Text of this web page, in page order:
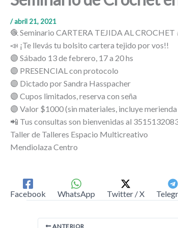
/abril 21, 2021
🧶 Seminario CARTERA TEJIDA AL CROCHET
📣 ¡Te llevás tu bolsito cartera tejido por vos!!
🟣 Sábado 13 de febrero, 17 a 20 hs
🟣 PRESENCIAL con protocolo
🟣 Dictado por Sandra Hasspacher
🟣 Cupos limitados, reserva con seña
🟣 Valor $1000 (sin materiales, incluye
📲 Tus consultas son bienvenidas al
Taller de Talleres Espacio Multicreativo
Mendiolaza Centro
Facebook WhatsApp Twitter / X
ANTERIOR